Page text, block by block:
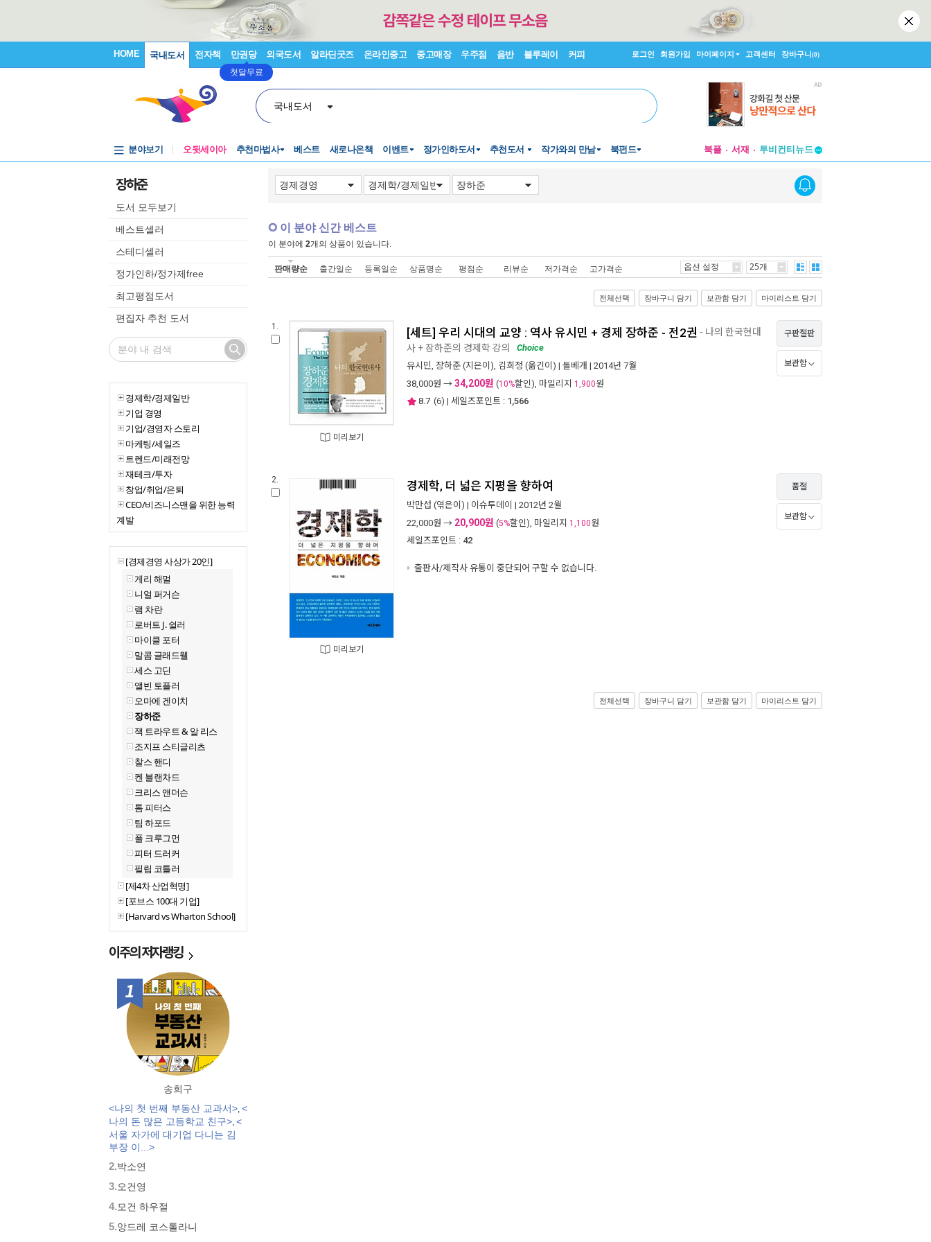
HOME 국내도서 전자책 만권당
첫달무료
외국도서 알라딘굿즈 온라인중고 중고매장 우주점 음반 블루레이 커피 로그인 회원가입 마이페이지 고객센터 장바구니(0)
국내도서
분야보기 오뒷세이아 추천마법사 베스트 새로나온책 이벤트 정가인하도서 추천도서 작가와의 만남 북펀드 북플 서재
투비컨티뉴드
투비컨티뉴드
장하준
도서 모두보기
베스트셀러
스테디셀러
정가인하/정가제free
최고평점도서
편집자 추천 도서
경제학/경제일반
기업 경영
기업/경영자 스토리
마케팅/세일즈
트렌드/미래전망
재테크/투자
창업/취업/은퇴
CEO/비즈니스맨을 위한 능력
계발
[경제경영 사상가 20인]
게리 해멀
니얼 퍼거슨
램 차란
로버트 J. 쉴러
마이클 포터
말콤 글래드웰
세스 고딘
앨빈 토플러
오마에 겐이치
장하준
잭 트라우트 & 알 리스
조지프 스티글리츠
찰스 핸디
켄 블랜차드
크리스 앤더슨
톰 피터스
팀 하포드
폴 크루그먼
피터 드러커
필립 코틀러
[제4차 산업혁명]
[포브스 100대 기업]
[Harvard vs Wharton School]
이주의저자랭킹
1위
송희구
<나의 첫 번째 부동산 교과서>, <
나의 돈 많은 고등학교 친구>, <
서울 자가에 대기업 다니는 김
부장 이...>
2.박소연
3.오건영
4.모건 하우절
5.앙드레 코스톨라니
이 분야 신간 베스트
이 분야에 2개의 상품이 있습니다.
판매량순 출간일순 등록일순 상품명순 평점순 리뷰순 저가격순 고가격순 옵션 설정 25개
전체선택 장바구니 담기 보관함 담기 마이리스트 담기
1.
미리보기
[세트] 우리 시대의 교양 : 역사 유시민 + 경제 장하준 - 전2권 - 나의 한국현대
사 + 장하준의 경제학 강의
Choice
유시민, 장하준 (지은이), 김희정 (옮긴이) | 돌베개 | 2014년 7월
38,000원 → 34,200원 (10%할인), 마일리지 1,900원
8.7 (6) | 세일즈포인트 : 1,566
구판절판
보관함
2.
미리보기
경제학, 더 넓은 지평을 향하여
박만섭 (엮은이) | 이슈투데이 | 2012년 2월
22,000원 → 20,900원 (5%할인), 마일리지 1,100원
세일즈포인트 : 42
출판사/제작사 유통이 중단되어 구할 수 없습니다.
품절
보관함
전체선택 장바구니 담기 보관함 담기 마이리스트 담기